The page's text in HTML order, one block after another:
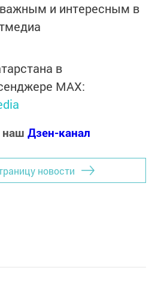
и интересным в
в
MАХ:
наш Дзен-канал
новости